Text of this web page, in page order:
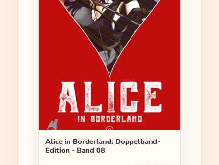
Alice in Borderland: Doppelband-
Edition - Band 08